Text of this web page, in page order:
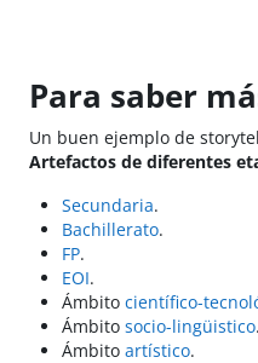
Para saber
Un buen ejemplo de
Artefactos de diferentes
Secundaria.
Bachillerato.
FP.
EOI.
Ámbitocientífico-
Ámbito socio-lingüistico.
Ámbitoartístico.